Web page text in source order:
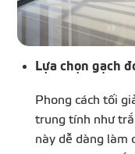
Lựa chọn gạch
Phong cách tối
trung tính như
này dễ dàng làm